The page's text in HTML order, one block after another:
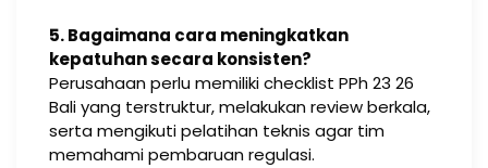
5. Bagaimana cara meningkatkan
kepatuhan secara konsisten?
Perusahaan perlu memiliki checklist PPh 23 26
Bali yang terstruktur, melakukan review berkala,
serta mengikuti pelatihan teknis agar tim
memahami pembaruan regulasi.